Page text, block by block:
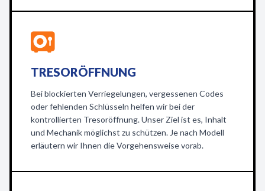
TRESORÖFFNUNG
Bei blockierten Verriegelungen, vergessenen Codes
oder fehlenden Schlüsseln helfen wir bei der
kontrollierten Tresoröffnung. Unser Ziel ist es, Inhalt
und Mechanik möglichst zu schützen. Je nach Modell
erläutern wir Ihnen die Vorgehensweise vorab.